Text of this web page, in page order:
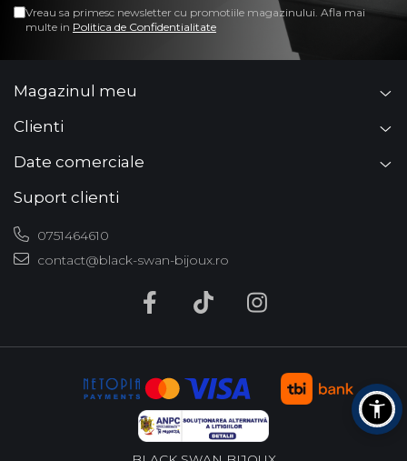
Vreau sa primesc newsletter cu promotiile magazinului. Afla mai
multe in Politica de Confidentialitate
Magazinul meu
Clienti
Date comerciale
Suport clienti
0751464610
contact@black-swan-bijoux.ro